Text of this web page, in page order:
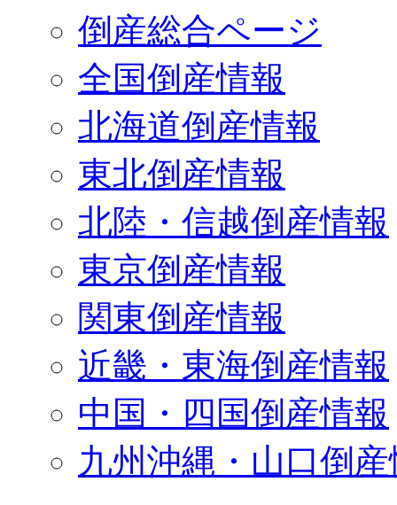
倒産総合ページ
全国倒産情報
北海道倒産情報
東北倒産情報
北陸・信越倒産情報
東京倒産情報
関東倒産情報
近畿・東海倒産情報
中国・四国倒産情報
九州沖縄・山口倒